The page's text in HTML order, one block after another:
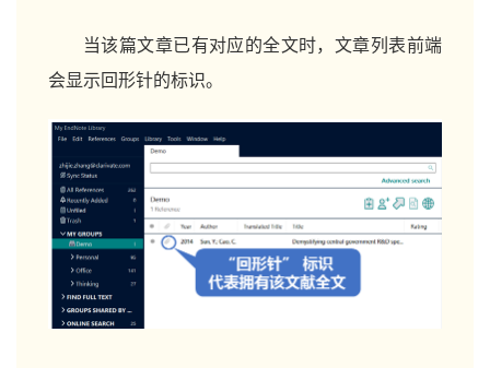
当该篇文章已有对应的全文时，文章列表前端
会显示回形针的标识。